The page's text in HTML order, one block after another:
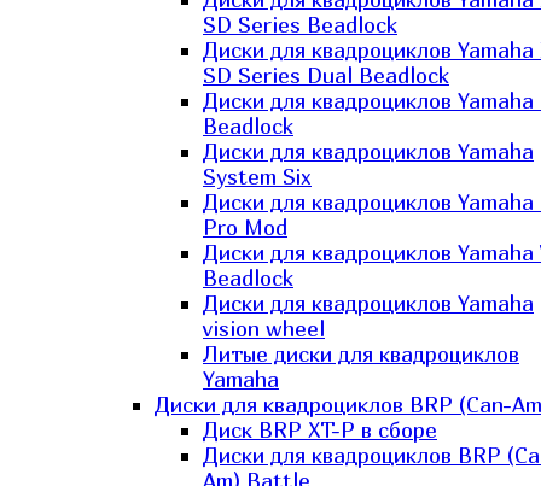
SD Series Beadlock
Диски для квадроциклов
SD Series Dual Beadlock
Диски для квадроциклов Yamaha
Beadlock
Диски для квадроциклов Yamaha
System Six
Диски для квадроциклов Yamaha
Pro Mod
Диски для квадроциклов Yamaha
Beadlock
Диски для квадроциклов Yamaha
vision wheel
Литые диски для квадроциклов
Yamaha
Диски для квадроциклов BRP (Can-
Диск BRP XT-P в сборе
Диски для квадроциклов BRP
Am) Battle